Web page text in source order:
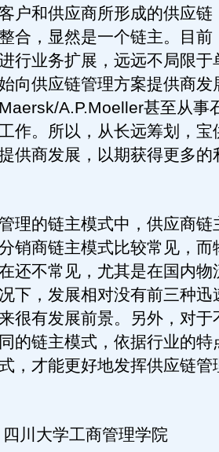
户和供应商所形成的供应链
合，显然是一个链主。目前
行业务扩展，远远不局限于
向供应链管理方案提供商发
A.P.Moeller甚至从事
作。所以，从长远筹划，宝
供商发展，以期获得更多的
的链主模式中，供应商链
销商链主模式比较常见，而
还不常见，尤其是在国内物
下，发展相对没有前三种迅
很有发展前景。另外，对于
的链主模式，依据行业的特
，才能更好地发挥供应链管
大学工商管理学院